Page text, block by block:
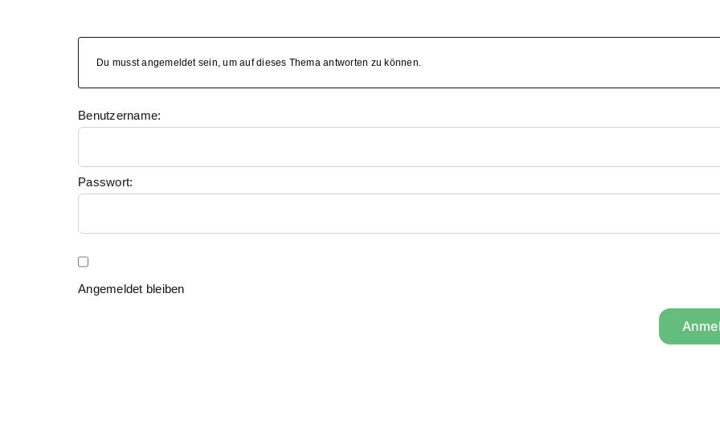
Du musst angemeldet sein, um auf dieses Thema antworten zu können.
Benutzername:
Passwort:
Angemeldet bleiben